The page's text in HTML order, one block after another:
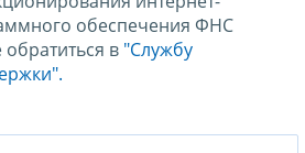
обеспечения ФНС
в "Службу